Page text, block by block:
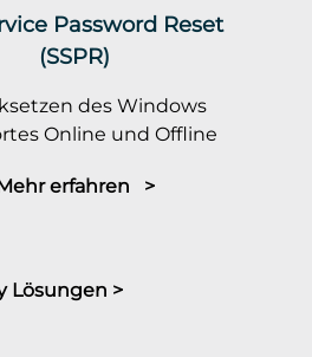
Password Reset
(SSPR)
des Windows
Online und Offline
erfahren >
Lösungen >